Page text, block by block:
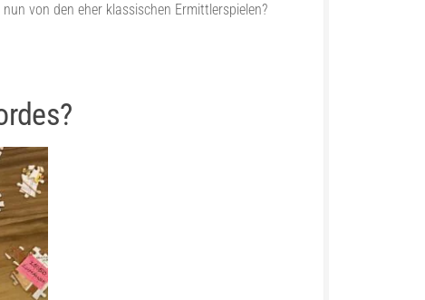
von den eher klassischen Ermittlerspielen?